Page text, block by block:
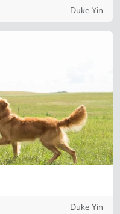
Duke Yin
Duke Yin